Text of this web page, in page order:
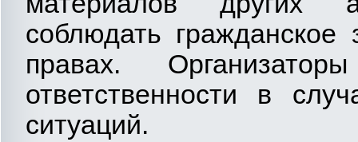
соблюдать гражданское
правах.
ответственности в
ситуаций.